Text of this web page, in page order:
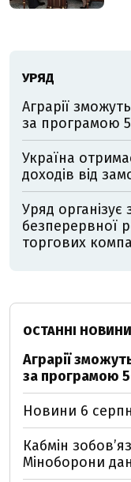
УРЯД
Аграрії
за програмою
Україна
доходів від
Уряд організує
безперервної
торгових
ОСТАННІ НОВИНИ
Аграрії
за програмою
Новини 6
Кабмін
Міноборони